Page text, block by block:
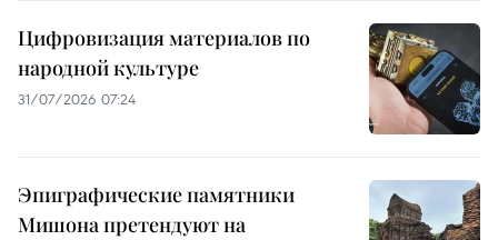
Цифровизация материалов по
народной культуре
31/07/2026 07:24
Эпиграфические памятники
Мишона претендуют на